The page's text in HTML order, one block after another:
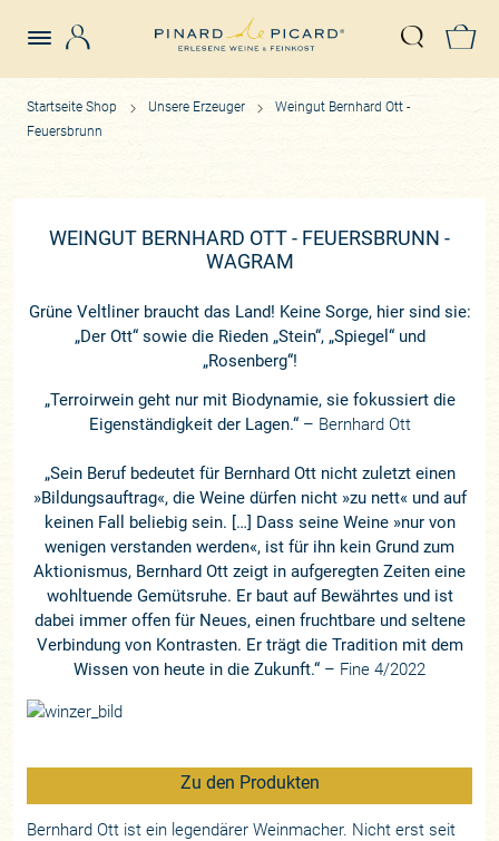
Suche
Startseite Shop Unsere Erzeuger
Weingut Bernhard Ott -
Feuersbrunn
WEINGUT BERNHARD OTT - FEUERSBRUNN -
WAGRAM
Grüne Veltliner braucht das Land! Keine Sorge, hier sind sie:
„Der Ott“ sowie die Rieden „Stein“, „Spiegel“ und
„Rosenberg“!
„Terroirwein geht nur mit Biodynamie, sie fokussiert die
Eigenständigkeit der Lagen.“– Bernhard Ott
„Sein Beruf bedeutet für Bernhard Ott nicht zuletzt einen
»Bildungsauftrag«, die Weine dürfen nicht »zu nett« und auf
keinen Fall beliebig sein. […] Dass seine Weine »nur von
wenigen verstanden werden«, ist für ihn kein Grund zum
Aktionismus, Bernhard Ott zeigt in aufgeregten Zeiten eine
wohltuende Gemütsruhe. Er baut auf Bewährtes und ist
dabei immer offen für Neues, einen fruchtbare und seltene
Verbindung von Kontrasten. Er trägt die Tradition mit dem
Wissen von heute in die Zukunft.“ – Fine 4/2022
Zu den Produkten
Bernhard Ott ist ein legendärer Weinmacher. Nicht erst seit